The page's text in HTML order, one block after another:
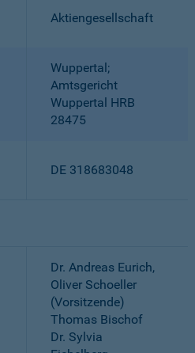
Aktiengesellschaft
Wuppertal;
Amtsgericht
Wuppertal HRB
28475
DE 318683048
Dr. Andreas Eurich,
Oliver Schoeller
(Vorsitzende)
Thomas Bischof
Dr. Sylvia